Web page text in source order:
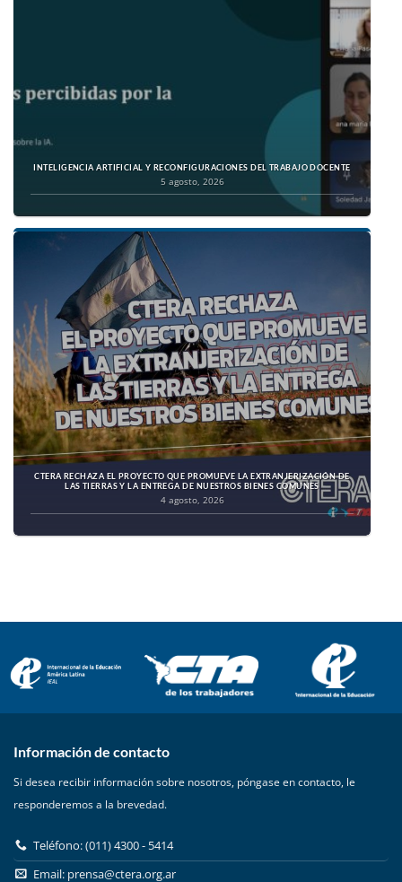
INTELIGENCIA ARTIFICIAL Y RECONFIGURACIONES DEL TRABAJO DOCENTE
5 agosto, 2026
CTERA RECHAZA EL PROYECTO QUE PROMUEVE LA EXTRANJERIZACIÓN DE
LAS TIERRAS Y LA ENTREGA DE NUESTROS BIENES COMUNES
4 agosto, 2026
Información de contacto
Si desea recibir información sobre nosotros, póngase en contacto, le
responderemos a la brevedad.
Teléfono: (011) 4300 - 5414
Email: prensa@ctera.org.ar